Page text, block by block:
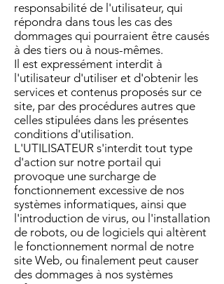
responsabilité de l'utilisateur, qui
répondra dans tous les cas des
dommages qui pourraient être causés
à des tiers ou à nous-mêmes.
Il est expressément interdit à
l'utilisateur d'utiliser et d'obtenir les
services et contenus proposés sur ce
site, par des procédures autres que
celles stipulées dans les présentes
conditions d'utilisation.
L'UTILISATEUR s'interdit tout type
d'action sur notre portail qui
provoque une surcharge de
fonctionnement excessive de nos
systèmes informatiques, ainsi que
l'introduction de virus, ou l'installation
de robots, ou de logiciels qui altèrent
le fonctionnement normal de notre
site Web, ou finalement peut causer
des dommages à nos systèmes